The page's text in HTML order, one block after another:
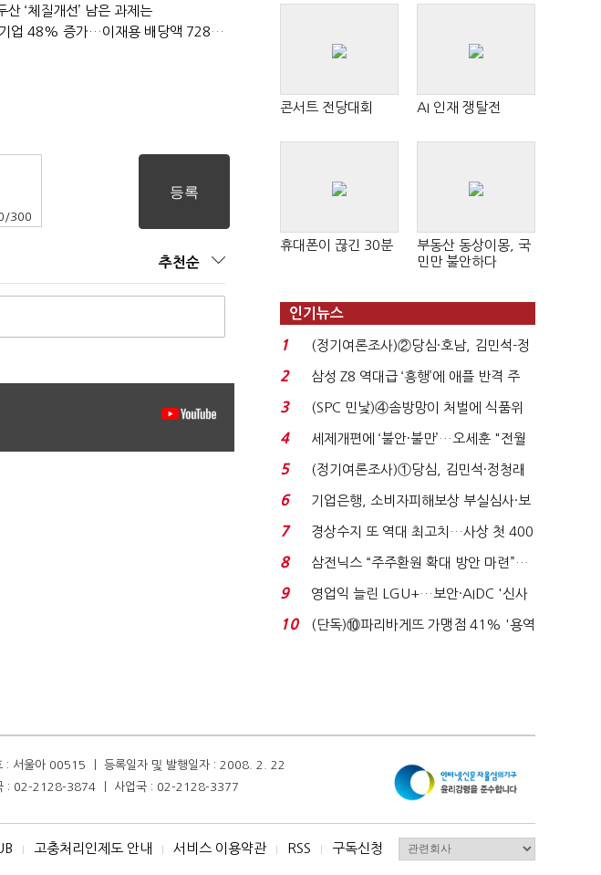
‘체질개선’ 남은 과제는
상법개정 후 상반기 배당기업 48% 증가…이재용 배당액 728억 1위
/300
추천순
콘서트 전당대회 AI 인재 쟁탈전
휴대폰이 끊긴 30분
부동산 동상이몽, 국
민만 불안하다
인기뉴스
1
(정기여론조사)②당심·호남, 김민석-정
청래 '초접전'...
2
삼성 Z8 역대급 ‘흥행’에 애플 반격 주
목…9월 ‘폴...
3
(SPC 민낯)④솜방망이 처벌에 식품위
생법 위반 반복...
4
세제개편에 ‘불안·불만’…오세훈 "전월
세 구하기 더 ...
5
(정기여론조사)①당심, 김민석·정청래
'초접전'…대통령 ...
6
기업은행, 소비자피해보상 부실심사·보
이스피싱 공시 ...
7
경상수지 또 역대 최고치…사상 첫 400
억달러에 '3% 성...
8
삼전닉스 “주주환원 확대 방안 마련”…
로이터에 성명...
9
영업익 늘린 LGU+…보안·AIDC '신사
업 드라이브'...
10
(단독)⑩파리바게뜨 가맹점 41% '용역
: 서울아 00515 ㅣ 등록일자 및 발행일자 : 2008. 2. 22
국 : 02-2128-3874 ㅣ 사업국 : 02-2128-3377
I 고충처리인제도 안내 I 서비스 이용약관 I RSS I 구독신청